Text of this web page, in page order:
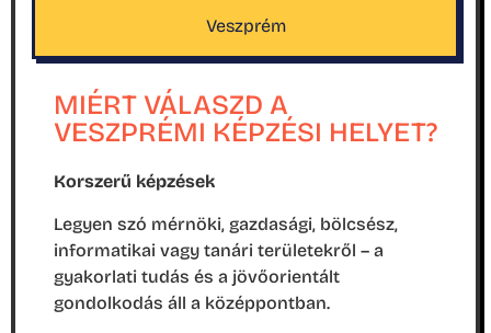
Veszprém
MIÉRT VÁLASZD A
VESZPRÉMI KÉPZÉSI HELYET?
Korszerű képzések
Legyen szó mérnöki, gazdasági, bölcsész,
informatikai vagy tanári területekről – a
gyakorlati tudás és a jövőorientált
gondolkodás áll a középpontban.